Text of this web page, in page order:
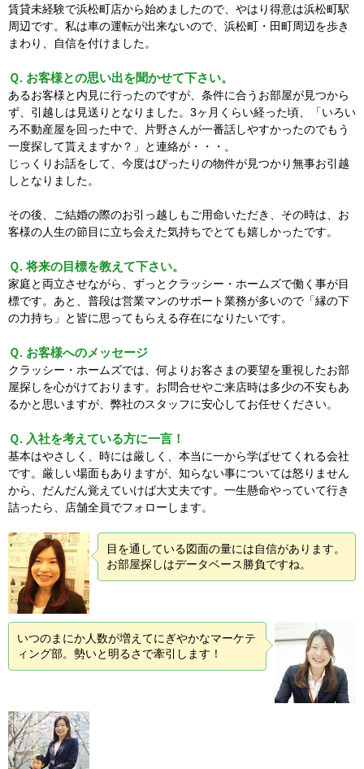
賃貸未経験で浜松町店から始めましたので、やはり得意は浜松町駅
周辺です。私は車の運転が出来ないので、浜松町・田町周辺を歩き
まわり、自信を付けました。
Ｑ. お客様との思い出を聞かせて下さい。
あるお客様と内見に行ったのですが、条件に合うお部屋が見つから
ず、引越しは見送りとなりました。3ヶ月くらい経った頃、「いろい
ろ不動産屋を回った中で、片野さんが一番話しやすかったのでもう
一度探して貰えますか？」と連絡が・・・。
じっくりお話をして、今度はぴったりの物件が見つかり無事お引越
しとなりました。
その後、ご結婚の際のお引っ越しもご用命いただき、その時は、お
客様の人生の節目に立ち会えた気持ちでとても嬉しかったです。
Ｑ. 将来の目標を教えて下さい。
家庭と両立させながら、ずっとクラッシー・ホームズで働く事が目
標です。あと、普段は営業マンのサポート業務が多いので「縁の下
の力持ち」と皆に思ってもらえる存在になりたいです。
Ｑ. お客様へのメッセージ
クラッシー・ホームズでは、何よりお客さまの要望を重視したお部
屋探しを心がけております。お問合せやご来店時は多少の不安もあ
るかと思いますが、弊社のスタッフに安心してお任せください。
Ｑ. 入社を考えている方に一言！
基本はやさしく、時には厳しく、本当に一から学ばせてくれる会社
です。厳しい場面もありますが、知らない事については怒りません
から、だんだん覚えていけば大丈夫です。一生懸命やっていて行き
詰ったら、店舗全員でフォローします。
目を通している図面の量には自信があります。
お部屋探しはデータベース勝負ですね。
いつのまにか人数が増えてにぎやかなマーケテ
ィング部。勢いと明るさで牽引します！